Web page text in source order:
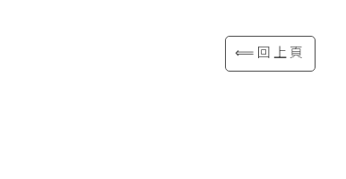
⟸回上頁